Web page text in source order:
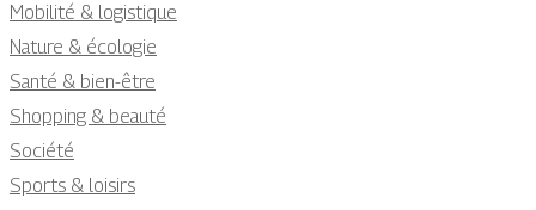
Mobilité & logistique
Nature & écologie
Santé & bien-être
Shopping & beauté
Société
Sports & loisirs